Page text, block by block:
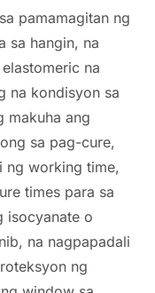
pamamagitan ng
sa hangin, na
na
na kondisyon sa
makuha ang
sa pag-cure,
ng working time,
times para sa
isocyanate o
na nagpapadali
ng